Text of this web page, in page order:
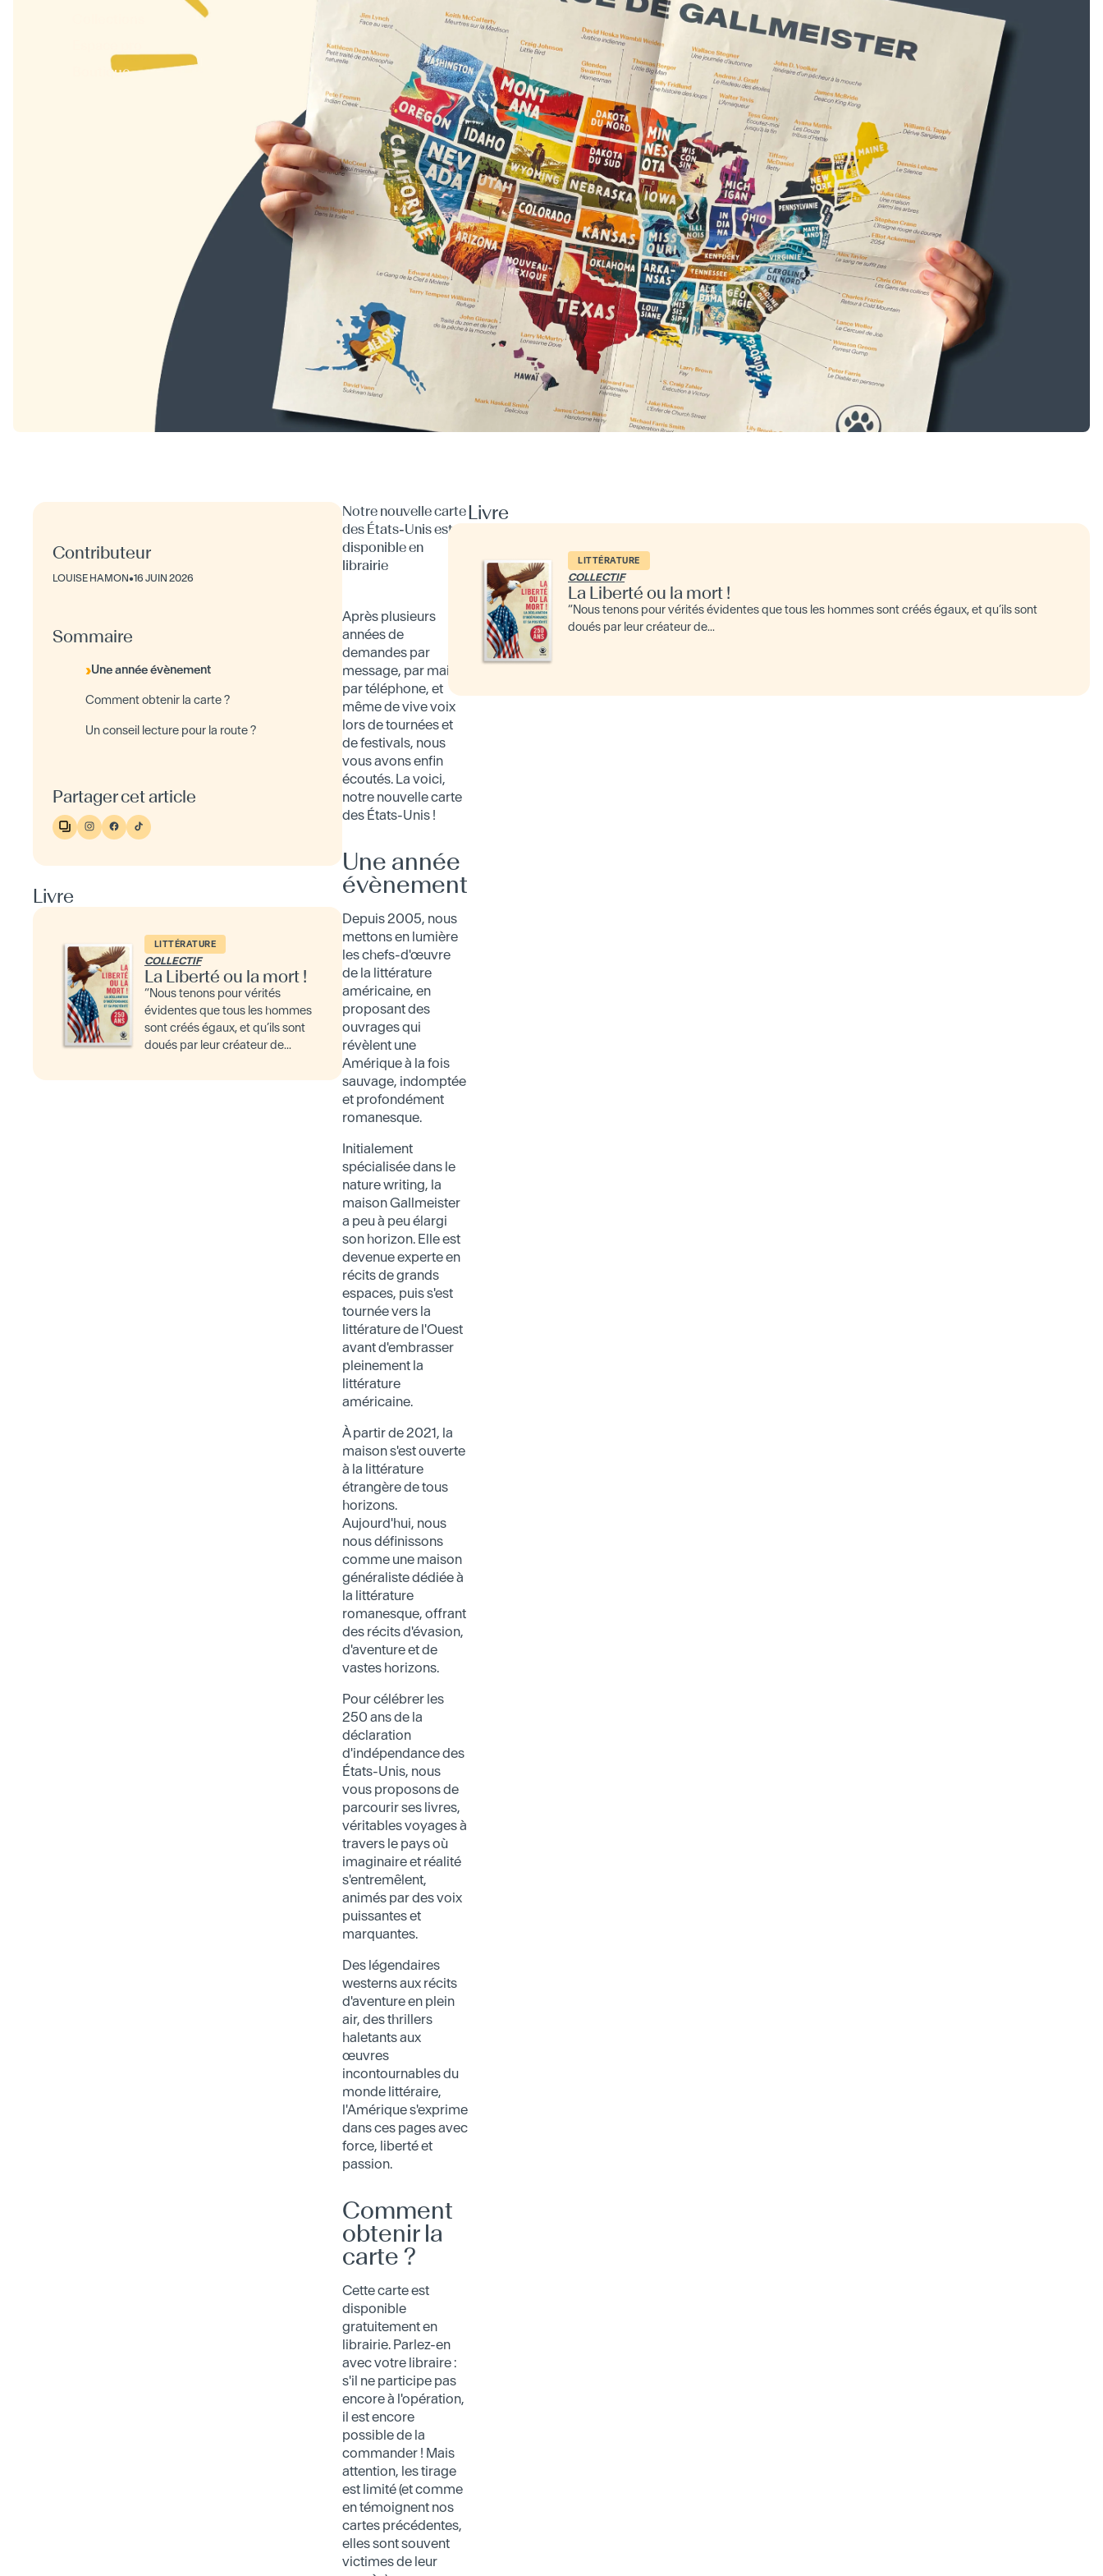
Boutique
Contributeur
LOUISE HAMON•16 JUIN 2026
Sommaire
Une année évènement
Comment obtenir la carte ?
Un conseil lecture pour la route ?
Partager cet article
Livre
LITTÉRATURE
COLLECTIF
La Liberté ou la mort !
“Nous tenons pour vérités
évidentes que tous les hommes
sont créés égaux, et qu’ils sont
doués par leur créateur de...
Notre nouvelle carte
des États-Unis est
disponible en
librairie
Après plusieurs
années de
demandes par
message, par mail,
par téléphone, et
même de vive voix
lors de tournées et
de festivals, nous
vous avons enfin
écoutés. La voici,
notre nouvelle carte
des États-Unis !
Une année
évènement
Depuis 2005, nous
mettons en lumière
les chefs-d'œuvre
de la littérature
américaine, en
proposant des
ouvrages qui
révèlent une
Amérique à la fois
sauvage, indomptée
et profondément
romanesque.
Initialement
spécialisée dans le
nature writing, la
maison Gallmeister
a peu à peu élargi
son horizon. Elle est
devenue experte en
récits de grands
espaces, puis s'est
tournée vers la
littérature de l'Ouest
avant d'embrasser
pleinement la
littérature
américaine.
À partir de 2021, la
maison s'est ouverte
à la littérature
étrangère de tous
horizons.
Aujourd'hui, nous
nous définissons
comme une maison
généraliste dédiée à
la littérature
romanesque, offrant
des récits d'évasion,
d'aventure et de
vastes horizons.
Pour célébrer les
250 ans de la
déclaration
d'indépendance des
États-Unis, nous
vous proposons de
parcourir ses livres,
véritables voyages à
travers le pays où
imaginaire et réalité
s'entremêlent,
animés par des voix
puissantes et
marquantes.
Des légendaires
westerns aux récits
d'aventure en plein
air, des thrillers
haletants aux
œuvres
incontournables du
monde littéraire,
l'Amérique s'exprime
dans ces pages avec
force, liberté et
passion.
Comment
obtenir la
carte ?
Cette carte est
disponible
gratuitement en
librairie. Parlez-en
avec votre libraire :
s'il ne participe pas
encore à l'opération,
il est encore
possible de la
commander ! Mais
attention, les tirage
est limité (et comme
en témoignent nos
cartes précédentes,
elles sont souvent
victimes de leur
Livre
LITTÉRATURE
COLLECTIF
La Liberté ou la mort !
“Nous tenons pour vérités évidentes que tous les hommes sont créés égaux, et qu’ils sont
doués par leur créateur de...